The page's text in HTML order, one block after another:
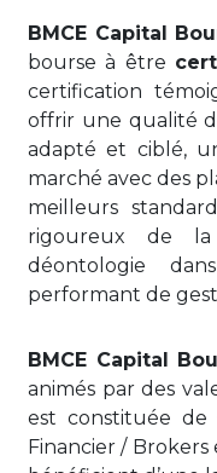
BMCE Capital
bourse à être
certification
offrir une qualité
adapté et ciblé,
marché avec des
meilleurs
rigoureux de
déontologie
performant de
BMCE Capital
animés par des
est constituée de
Financier /